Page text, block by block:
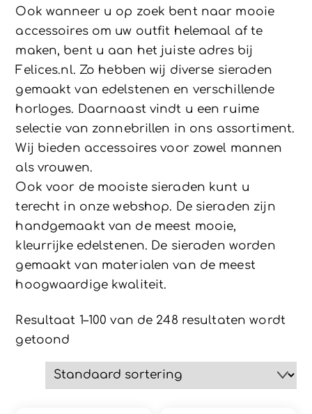
Ook wanneer u op zoek bent naar mooie
accessoires om uw outfit helemaal af te
maken, bent u aan het juiste adres bij
Felices.nl. Zo hebben wij diverse sieraden
gemaakt van edelstenen en verschillende
horloges. Daarnaast vindt u een ruime
selectie van zonnebrillen in ons assortiment.
Wij bieden accessoires voor zowel mannen
als vrouwen.
Ook voor de mooiste sieraden kunt u
terecht in onze webshop. De sieraden zijn
handgemaakt van de meest mooie,
kleurrijke edelstenen. De sieraden worden
gemaakt van materialen van de meest
hoogwaardige kwaliteit.
Resultaat 1–100 van de 248 resultaten wordt
getoond